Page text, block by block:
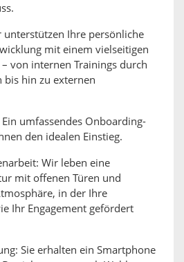
Ihre persönliche
mit einem vielseitigen
von internen Trainings durch
bis hin zu externen
umfassendes Onboarding-
den idealen Einstieg.
Wir leben eine
mit offenen Türen und
in der Ihre
Ihr Engagement gefördert
Sie erhalten ein Smartphone